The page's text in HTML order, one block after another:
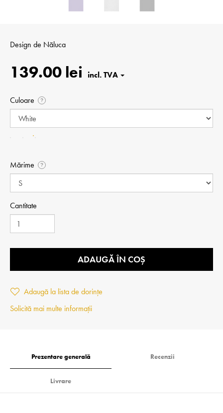
Design de Năluca
139.00 lei
Culoare ?
Mărime ?
Cantitate
ADAUGĂ ÎN COȘ
Adaugă la lista de dorințe
Solicită mai multe informații
Prezentare generală Recenzii
Livrare